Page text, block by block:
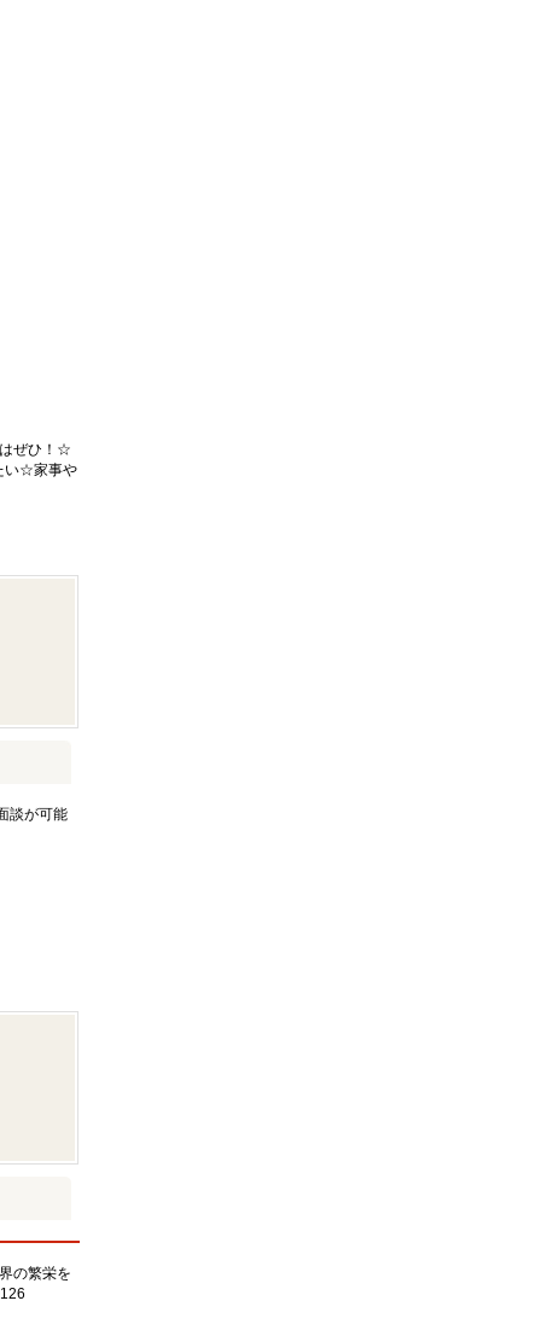
ぜひ！☆
い☆家事や
談が可能
の繁栄を